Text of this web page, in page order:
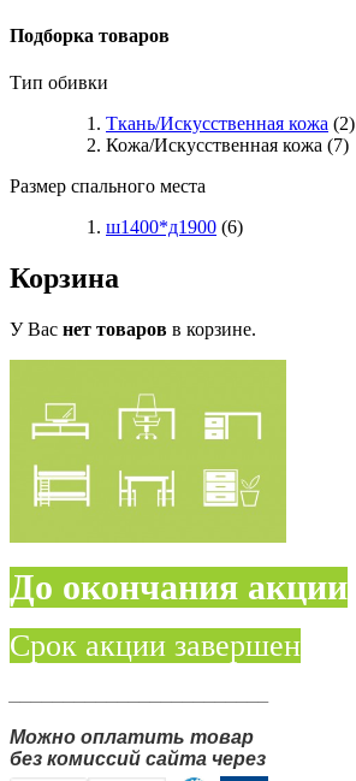
Подборка товаров
Тип обивки
Ткань/Искусственная кожа (2)
Кожа/Искусственная кожа (7)
Размер спального места
ш1400*д1900 (6)
Корзина
У Вас нет товаров в корзине.
До окончания акции
Срок акции завершен
Можно оплатить товар
без комиссий сайта через